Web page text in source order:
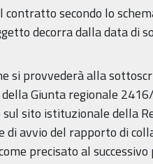
contratto secondo lo
decorra dalla data di
si provvederà alla
Giunta regionale
sito istituzionale della
di avvio del rapporto di
precisato al